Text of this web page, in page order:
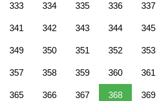
333 334 335 336 337
341 342 343 344 345
349 350 351 352 353
357 358 359 360 361
365 366 367 368 369